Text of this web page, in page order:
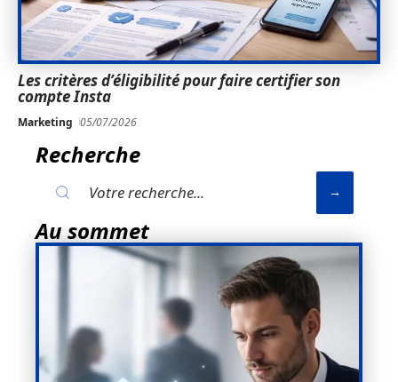
Les critères d’éligibilité pour faire certifier son
compte Insta
Marketing 05/07/2026
Recherche
Au sommet